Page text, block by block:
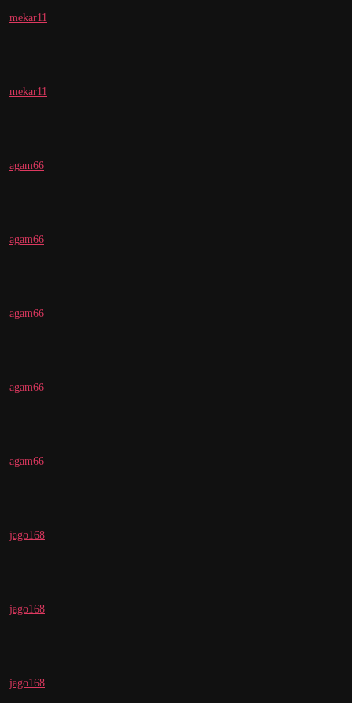
mekar11
mekar11
agam66
agam66
agam66
agam66
agam66
jago168
jago168
jago168